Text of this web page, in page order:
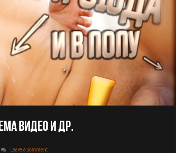
Видео И Др.
Leave a comment